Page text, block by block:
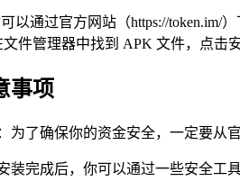
以通过官方网站（https://token.im/
件管理器中找到 APK 文件，点击
事项
：为了确保你的资金安全，一定要从
装完成后，你可以通过一些安全工